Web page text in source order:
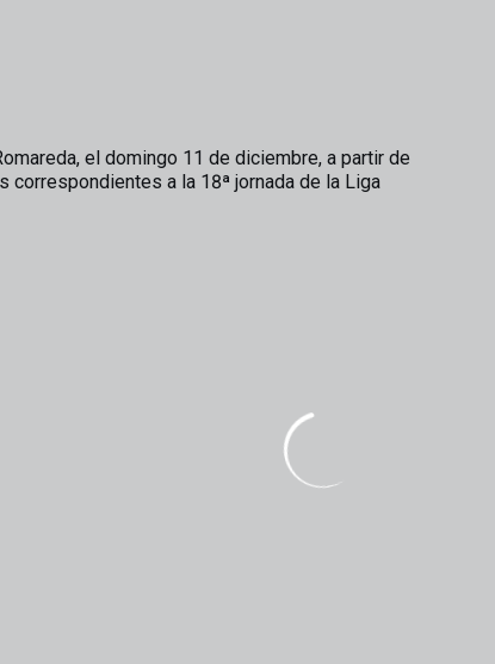
el domingo 11 de diciembre, a partir de
correspondientes a la 18ª jornada de la Liga